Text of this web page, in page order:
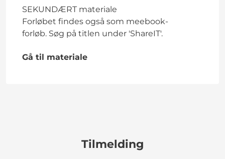
SEKUNDÆRT materiale
Forløbet findes også som meebook-
forløb. Søg på titlen under 'ShareIT'.
Gå til materiale
Tilmelding